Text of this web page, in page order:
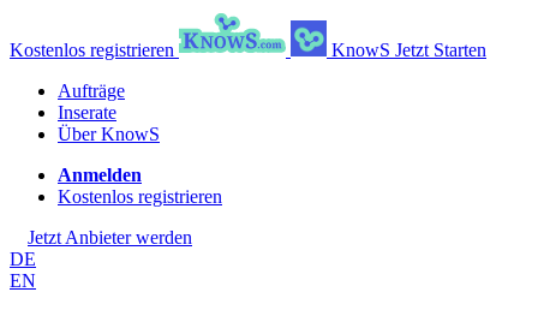
Kostenlos registrieren KnowS Jetzt Starten
Aufträge
Inserate
Über KnowS
Anmelden
Kostenlos registrieren
Jetzt Anbieter werden
DE
EN